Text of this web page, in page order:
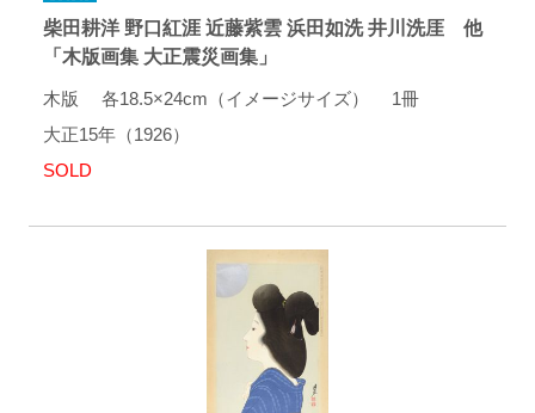
柴田耕洋 野口紅涯 近藤紫雲 浜田如洗 井川洗厓 他
「木版画集 大正震災画集」
木版 各18.5×24cm（イメージサイズ） 1冊
大正15年（1926）
SOLD